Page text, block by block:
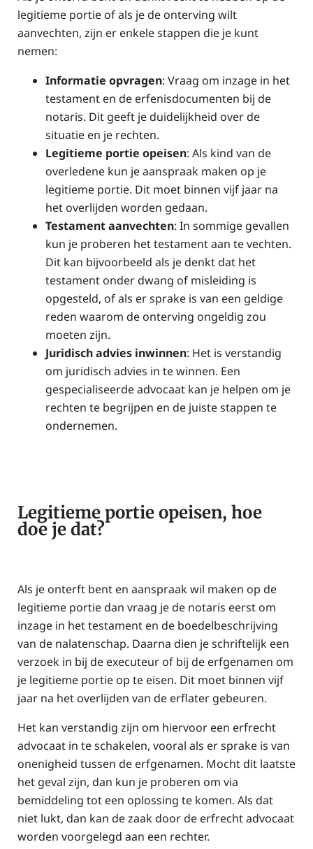
legitieme portie of als je de onterving wilt
aanvechten, zijn er enkele stappen die je kunt
nemen:
Informatie opvragen: Vraag om inzage in het
testament en de erfenisdocumenten bij de
notaris. Dit geeft je duidelijkheid over de
situatie en je rechten.
Legitieme portie opeisen: Als kind van de
overledene kun je aanspraak maken op je
legitieme portie. Dit moet binnen vijf jaar na
het overlijden worden gedaan.
Testament aanvechten: In sommige gevallen
kun je proberen het testament aan te vechten.
Dit kan bijvoorbeeld als je denkt dat het
testament onder dwang of misleiding is
opgesteld, of als er sprake is van een geldige
reden waarom de onterving ongeldig zou
moeten zijn.
Juridisch advies inwinnen: Het is verstandig
om juridisch advies in te winnen. Een
gespecialiseerde advocaat kan je helpen om je
rechten te begrijpen en de juiste stappen te
ondernemen.
Legitieme portie opeisen, hoe
doe je dat?
Als je onterft bent en aanspraak wil maken op de
legitieme portie dan vraag je de notaris eerst om
inzage in het testament en de boedelbeschrijving
van de nalatenschap. Daarna dien je schriftelijk een
verzoek in bij de executeur of bij de erfgenamen om
je legitieme portie op te eisen. Dit moet binnen vijf
jaar na het overlijden van de erflater gebeuren.
Het kan verstandig zijn om hiervoor een erfrecht
advocaat in te schakelen, vooral als er sprake is van
onenigheid tussen de erfgenamen. Mocht dit laatste
het geval zijn, dan kun je proberen om via
bemiddeling tot een oplossing te komen. Als dat
niet lukt, dan kan de zaak door de erfrecht advocaat
worden voorgelegd aan een rechter.